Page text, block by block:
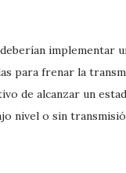
implementar
para frenar la
de alcanzar un
nivel o sin